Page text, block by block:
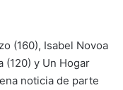
(160), Isabel Novoa
(120) y Un Hogar
noticia de parte